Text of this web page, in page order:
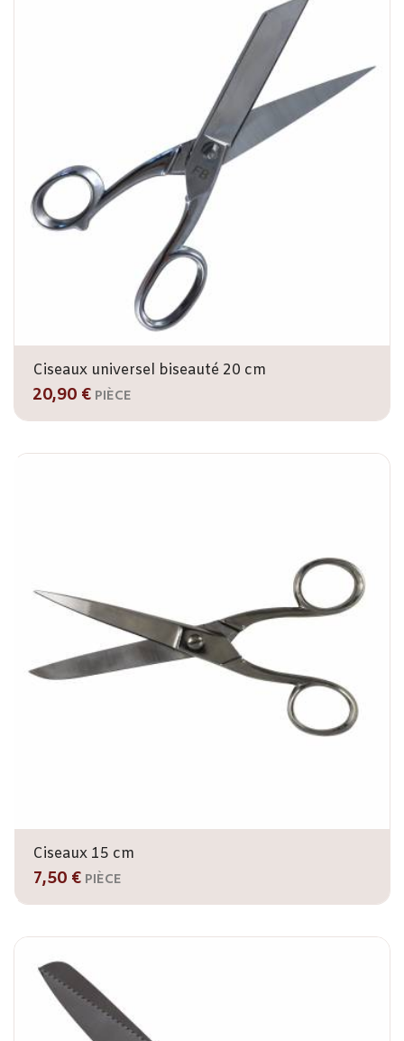
Ciseaux universel biseauté 20 cm
20,90 € PIÈCE
Ciseaux 15 cm
7,50 € PIÈCE